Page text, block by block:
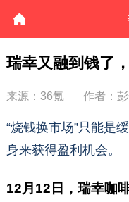
瑞幸又融到钱了
来源：36氪 作者：
“烧钱换市场”只能是
身来获得盈利机会。
12月12日，瑞幸咖